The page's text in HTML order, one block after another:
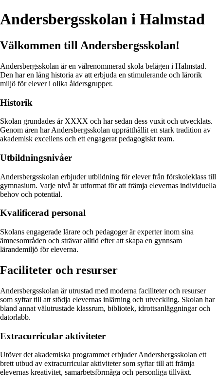
Andersbergsskolan i Halmstad
Välkommen till Andersbergsskolan!
Andersbergsskolan är en välrenommerad skola belägen i Halmstad.
Den har en lång historia av att erbjuda en stimulerande och lärorik
miljö för elever i olika åldersgrupper.
Historik
Skolan grundades år XXXX och har sedan dess vuxit och utvecklats.
Genom åren har Andersbergsskolan upprätthållit en stark tradition av
akademisk excellens och ett engagerat pedagogiskt team.
Utbildningsnivåer
Andersbergsskolan erbjuder utbildning för elever från förskoleklass till
gymnasium. Varje nivå är utformat för att främja elevernas individuella
behov och potential.
Kvalificerad personal
Skolans engagerade lärare och pedagoger är experter inom sina
ämnesområden och strävar alltid efter att skapa en gynnsam
lärandemiljö för eleverna.
Faciliteter och resurser
Andersbergsskolan är utrustad med moderna faciliteter och resurser
som syftar till att stödja elevernas inlärning och utveckling. Skolan har
bland annat välutrustade klassrum, bibliotek, idrottsanläggningar och
datorlabb.
Extracurricular aktiviteter
Utöver det akademiska programmet erbjuder Andersbergsskolan ett
brett utbud av extracurricular aktiviteter som syftar till att främja
elevernas kreativitet, samarbetsförmåga och personliga tillväxt.